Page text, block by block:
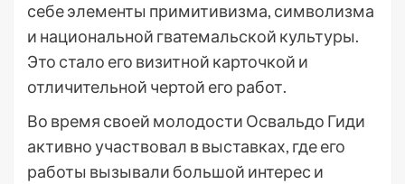
себе элементы примитивизма, символизма
и национальной гватемальской культуры.
Это стало его визитной карточкой и
отличительной чертой его работ.
Во время своей молодости Освальдо Гиди
активно участвовал в выставках, где его
работы вызывали большой интерес и